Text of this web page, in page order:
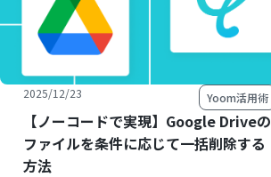
2025/12/23 Yoom活用術
【ノーコードで実現】Google Driveの
ファイルを条件に応じて一括削除する
方法